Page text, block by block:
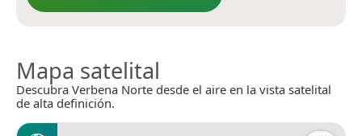
Mapa satelital
Descubra Verbena Norte desde el aire en la vista satelital
de alta definición.